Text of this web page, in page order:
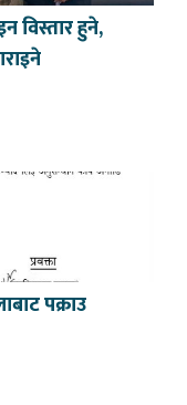
विस्तार हुने,
पक्राउ